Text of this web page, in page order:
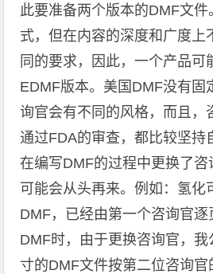
此要准备两个版本的DMF文
式，但在内容的深度和广度上
同的要求，因此，一个产品可
EDMF版本。美国DMF没有固
询官会有不同的风格，而且，
通过FDA的审查，都比较坚持
在编写DMF的过程中更换了
可能会从头再来。例如：氢化
DMF，已经由第一个咨询官
DMF时，由于更换咨询官，
寸的DMF文件按第二位咨询官